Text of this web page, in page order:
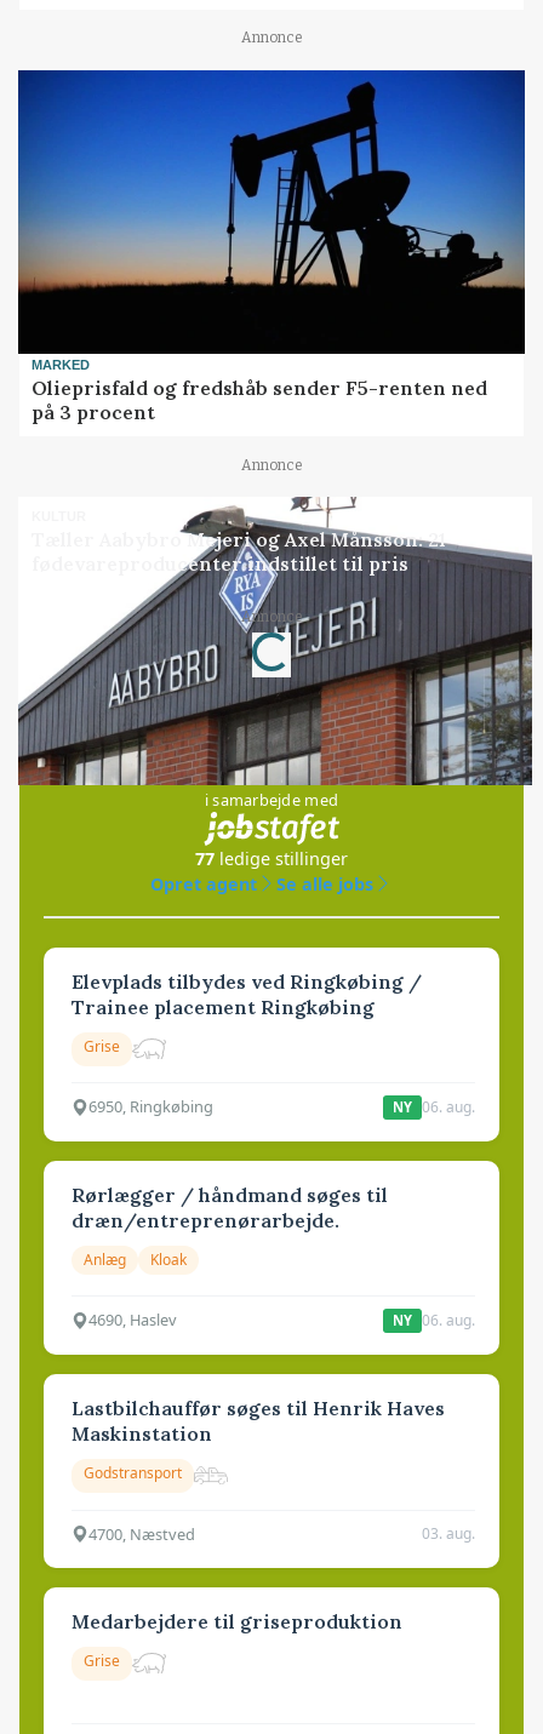
Annonce
MARKED
Olieprisfald og fredshåb sender F5-renten ned
på 3 procent
Annonce
Tæller Aabybro Mejeri og Axel Månsson: 21
fødevareproducenter indstillet til pris
Annonce
Loading...
Jobs
i samarbejde med
77 ledige stillinger
Opret agent
Se alle jobs
Elevplads tilbydes ved Ringkøbing /
Trainee placement Ringkøbing
Grise
6950, Ringkøbing NY 06. aug.
Rørlægger / håndmand søges til
dræn/entreprenørarbejde.
Anlæg Kloak
4690, Haslev NY 06. aug.
Lastbilchauffør søges til Henrik Haves
Maskinstation
Godstransport
4700, Næstved 03. aug.
Medarbejdere til griseproduktion
Grise